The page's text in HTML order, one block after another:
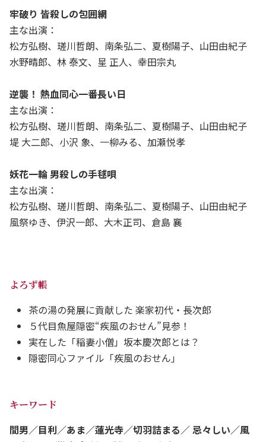
牢破り 皆殺しの包囲網
主な出演：
松方弘樹、瑳川哲朗、南条弘二、夏樹陽子、山田由紀子
水野晴郎、林 泰文、星 正人、幸田宗丸
逆襲！ 熱血同心一番長い日
主な出演：
松方弘樹、瑳川哲朗、南条弘二、夏樹陽子、山田由紀子
堤 大二郎、小沢 象、一柳みる、加瀬悦孝
妖花一輪 男殺しの手毬唄
主な出演：
松方弘樹、瑳川哲朗、南条弘二、夏樹陽子、山田由紀子
風祭ゆき、伊沢一郎、大木正司、倉島 襄
よろず帳
茶の湯の発展に貢献した 楽家初代・長次郎
５代目魚屋隠密“疾風のおせん”見参！
実在した「稲妻小僧」坂本慶次郎とは？
隠密同心ファイル「疾風のおせん」
キーワード
間男／目利／あま／蓮光寺／切羽詰まる／ 忌々しい／風